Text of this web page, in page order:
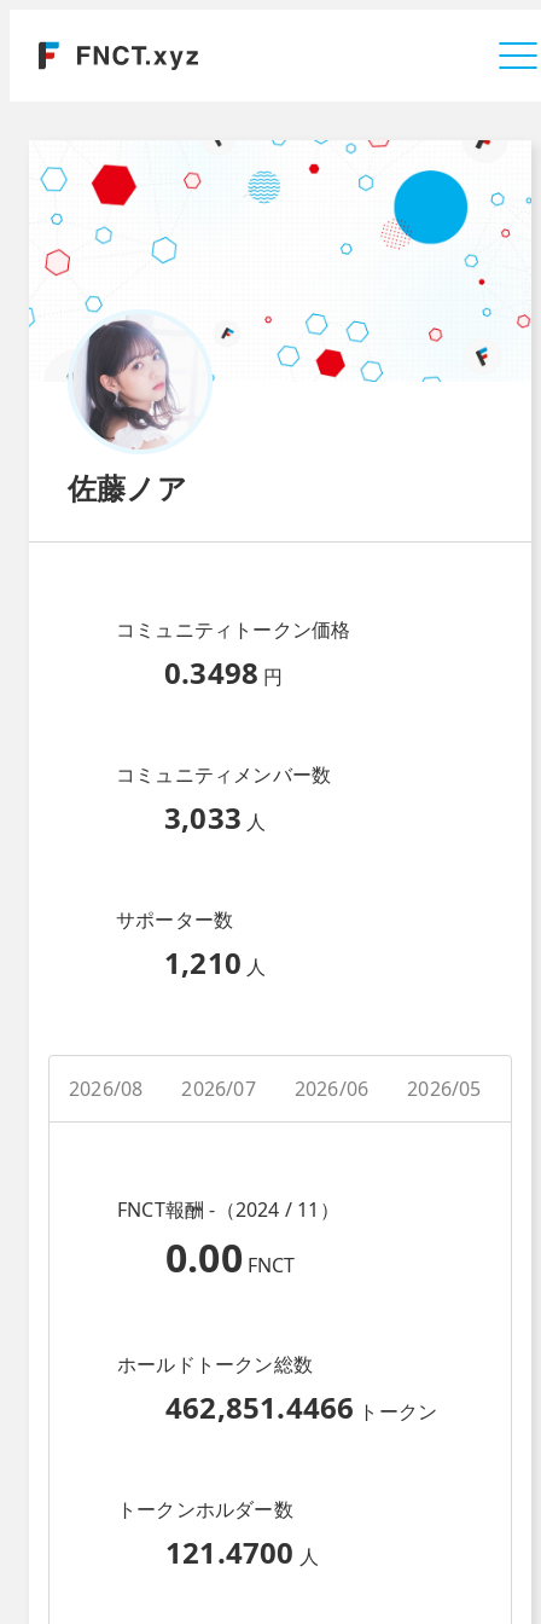
佐藤ノア
コミュニティトークン価格
0.3498 円
コミュニティメンバー数
3,033 人
サポーター数
1,210 人
2026/08 2026/07 2026/06 2026/05
FNCT報酬 -（2024 / 11）
0.00 FNCT
ホールドトークン総数
462,851.4466 トークン
トークンホルダー数
121.4700 人